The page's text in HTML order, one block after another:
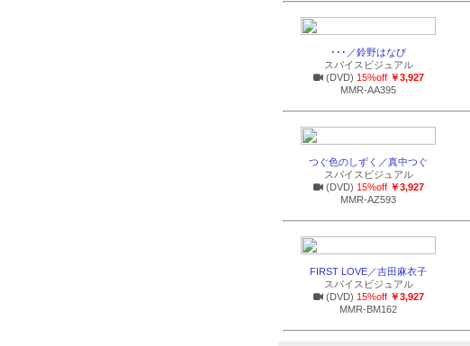
･･･／鈴野はなび
スパイスビジュアル
(DVD) 15%off ￥3,927
MMR-AA395
つぐ色のしずく／真中つぐ
スパイスビジュアル
(DVD) 15%off ￥3,927
MMR-AZ593
FIRST LOVE／吉田麻衣子
スパイスビジュアル
(DVD) 15%off ￥3,927
MMR-BM162